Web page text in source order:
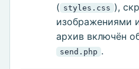
( styles.css ),
изображениями
архив включён
send.php .